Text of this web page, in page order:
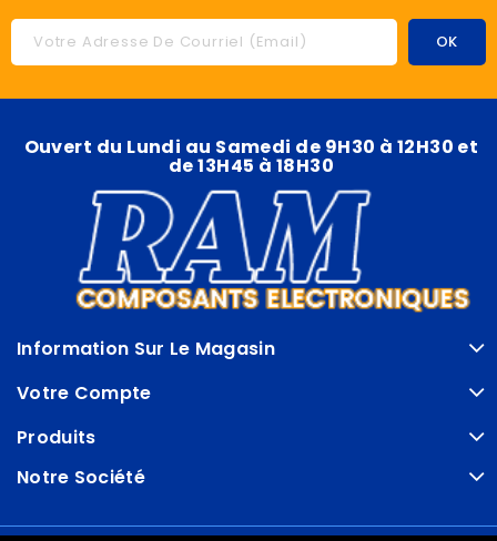
Ouvert du Lundi au Samedi de 9H30 à 12H30 et
de 13H45 à 18H30
Information Sur Le Magasin
Votre Compte
Produits
Notre Société